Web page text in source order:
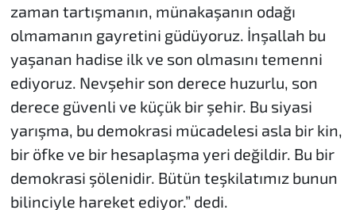
zaman tartışmanın, münakaşanın odağı
olmamanın gayretini güdüyoruz. İnşallah bu
yaşanan hadise ilk ve son olmasını temenni
ediyoruz. Nevşehir son derece huzurlu, son
derece güvenli ve küçük bir şehir. Bu siyasi
yarışma, bu demokrasi mücadelesi asla bir kin,
bir öfke ve bir hesaplaşma yeri değildir. Bu bir
demokrasi şölenidir. Bütün teşkilatımız bunun
bilinciyle hareket ediyor.” dedi.